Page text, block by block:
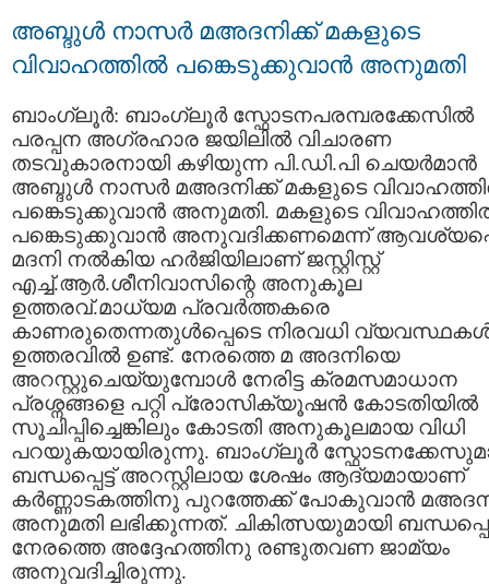
അബ്ദുള്‍ നാസര്‍ മഅദനിക്ക് മകളുടെ
വിവാഹത്തില്‍ പങ്കെടുക്കുവാന്‍ അനുമതി
ബാംഗ്ലൂര്‍: ബാംഗ്ലൂര്‍ സ്ഫോടനപരമ്പരക്കേസില്‍
പരപ്പന അഗ്രഹാര ജയിലില്‍ വിചാരണ
തടവുകാരനായി കഴിയുന്ന പി.ഡി.പി ചെയര്‍മാന്‍
അബ്ദുള്‍ നാസര്‍ മഅദനിക്ക് മകളുടെ
പങ്കെടുക്കുവാന്‍ അനുമതി. മകളുടെ
പങ്കെടുക്കുവാന്‍ അനുവദിക്കണമെന്ന്
മദനി നല്‍കിയ ഹര്‍ജിയിലാണ് ജസ്റ്റിസ്റ്റ്
എച്ച്.ആര്‍.ശീനിവാസിന്റെ അനുകൂല
ഉത്തരവ്.മാധ്യമ പ്രവര്‍ത്തകരെ
കാണരുതെന്നതുള്‍പ്പെടെ നിരവധി
ഉത്തരവില്‍ ഉണ്ട്. നേരത്തെ മ അദനിയെ
അറസ്റ്റുചെയ്യുമ്പോള്‍ നേരിട്ട ക്രമസമാധാന
പ്രശ്നങ്ങളെ പറ്റി പ്രോസിക്യൂഷന്‍ കോടതിയില്‍
സൂചിപ്പിച്ചെങ്കിലും കോടതി അനുകൂലമായ വിധി
പറയുകയായിരുന്നു. ബാംഗ്ലൂര്‍
ബന്ധപ്പെട്ട് അറസ്റ്റിലായ ശേഷം ആദ്യമായാണ്
കര്‍ണ്ണാടകത്തിനു പുറത്തേക്ക് പോകുവാന്‍
അനുമതി ലഭിക്കുന്നത്. ചികിത്സയുമായി
നേരത്തെ അദ്ദേഹത്തിനു രണ്ടുതവണ ജാമ്യം
അനുവദിച്ചിരുന്നു.